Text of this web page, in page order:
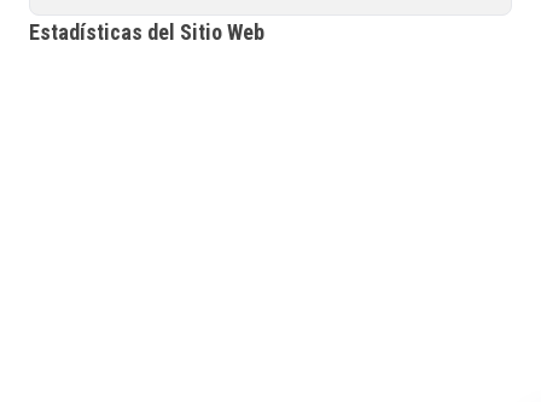
Estadísticas del Sitio Web